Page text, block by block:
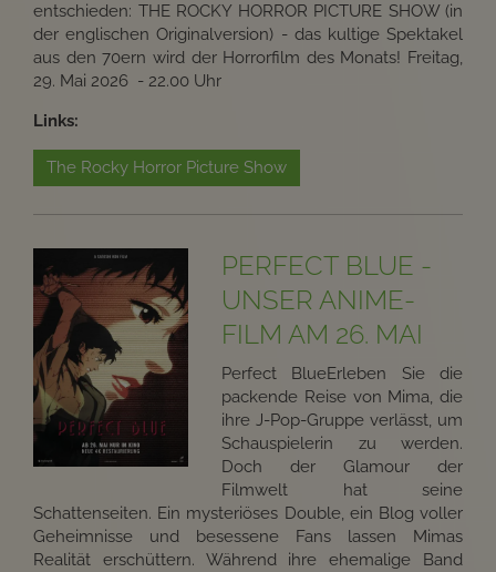
entschieden: THE ROCKY HORROR PICTURE SHOW (in
der englischen Originalversion) - das kultige Spektakel
aus den 70ern wird der Horrorfilm des Monats! Freitag,
29. Mai 2026 - 22.00 Uhr
Links:
The Rocky Horror Picture Show
PERFECT BLUE -
UNSER ANIME-
FILM AM 26. MAI
Perfect BlueErleben Sie die
packende Reise von Mima, die
ihre J-Pop-Gruppe verlässt, um
Schauspielerin zu werden.
Doch der Glamour der
Filmwelt hat seine
Schattenseiten. Ein mysteriöses Double, ein Blog voller
Geheimnisse und besessene Fans lassen Mimas
Realität erschüttern. Während ihre ehemalige Band